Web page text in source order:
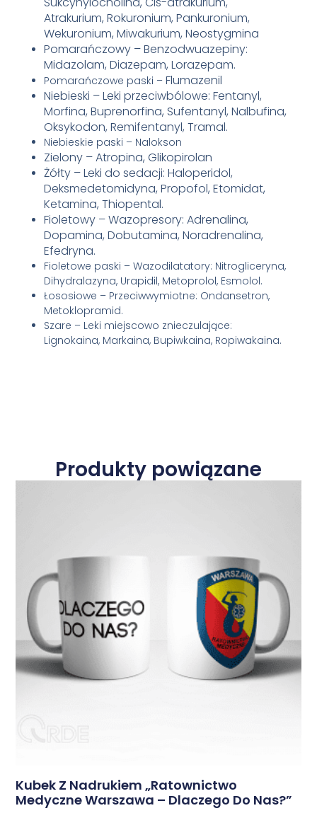
Atrakurium, Rokuronium, Pankuronium,
Wekuronium, Miwakurium, Neostygmina
Pomarańczowy – Benzodwuazepiny:
Midazolam, Diazepam, Lorazepam.
Pomarańczowe paski –Flumazenil
Niebieski – Leki przeciwbólowe: Fentanyl,
Morfina, Buprenorfina, Sufentanyl, Nalbufina,
Oksykodon, Remifentanyl, Tramal.
Niebieskie paski – Nalokson
Zielony – Atropina, Glikopirolan
Żółty – Leki do sedacji: Haloperidol,
Deksmedetomidyna, Propofol, Etomidat,
Ketamina, Thiopental.
Fioletowy – Wazopresory: Adrenalina,
Dopamina, Dobutamina, Noradrenalina,
Efedryna.
Fioletowe paski – Wazodilatatory: Nitrogliceryna,
Dihydralazyna, Urapidil, Metoprolol, Esmolol.
Łososiowe – Przeciwwymiotne: Ondansetron,
Metoklopramid.
Szare – Leki miejscowo znieczulające:
Lignokaina, Markaina, Bupiwkaina, Ropiwakaina.
Produkty powiązane
Kubek Z Nadrukiem „Ratownictwo
Medyczne Warszawa – Dlaczego Do Nas?”